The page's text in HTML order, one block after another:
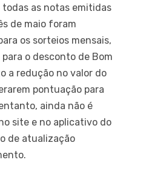
as notas emitidas
de maio foram
os sorteios mensais,
o desconto de Bom
a redução no valor do
pontuação para
ainda não é
site e no aplicativo do
de atualização